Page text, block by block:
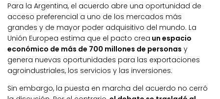
Para la Argentina, el acuerdo abre una oportunidad de
acceso preferencial a uno de los mercados más
grandes y de mayor poder adquisitivo del mundo. La
Unión Europea estima que el pacto crea un espacio
económico de más de 700 millones de personas y
genera nuevas oportunidades para las exportaciones
agroindustriales, los servicios y las inversiones.
Sin embargo, la puesta en marcha del acuerdo no cerró